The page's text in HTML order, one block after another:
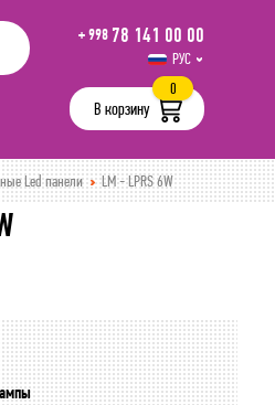
+ 998 78 141 00 00
РУС
UZB
В корзину
0
Led панели LM - LPRS 6W